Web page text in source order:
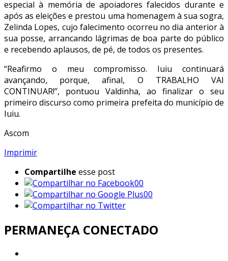
especial à memória de apoiadores falecidos durante e
após as eleições e prestou uma homenagem à sua sogra,
Zelinda Lopes, cujo falecimento ocorreu no dia anterior à
sua posse, arrancando lágrimas de boa parte do público
e recebendo aplausos, de pé, de todos os presentes.
“Reafirmo o meu compromisso. Iuiu continuará
avançando, porque, afinal, O TRABALHO VAI
CONTINUAR!”, pontuou Valdinha, ao finalizar o seu
primeiro discurso como primeira prefeita do município de
Iuiu.
Ascom
Imprimir
Compartilhe esse post
00
00
PERMANEÇA CONECTADO